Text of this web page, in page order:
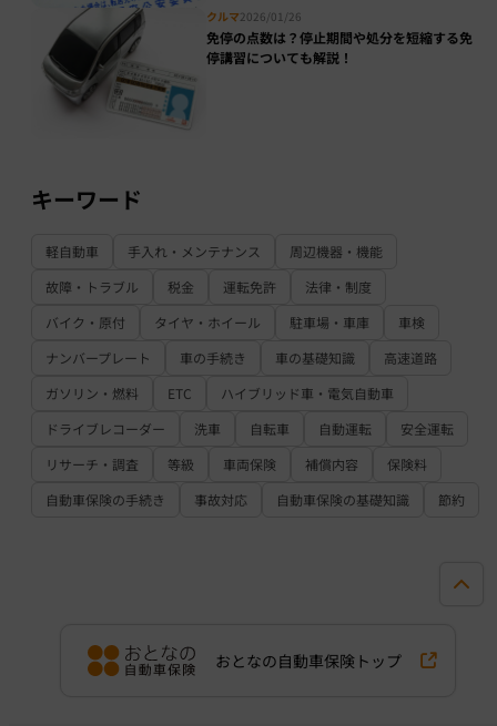
クルマ2026/01/26
免停の点数は？停止期間や処分を短縮する免
停講習についても解説！
キーワード
軽自動車 手入れ・メンテナンス
周辺機器・機能
故障・トラブル
税金 運転免許
法律・制度
バイク・原付
タイヤ・ホイール 駐車場・車庫
車検
ナンバープレート
車の手続き 車の基礎知識
高速道路
ガソリン・燃料
ETC
ハイブリッド車・電気自動車
ドライブレコーダー
洗車 自転車 自動運転
安全運転
リサーチ・調査
等級 車両保険 補償内容
保険料
自動車保険の手続き
事故対応 自動車保険の基礎知識 節約
おとなの自動車保険トップ